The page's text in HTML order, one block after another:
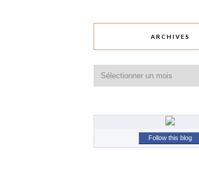
ARCHIVES
Follow this blog